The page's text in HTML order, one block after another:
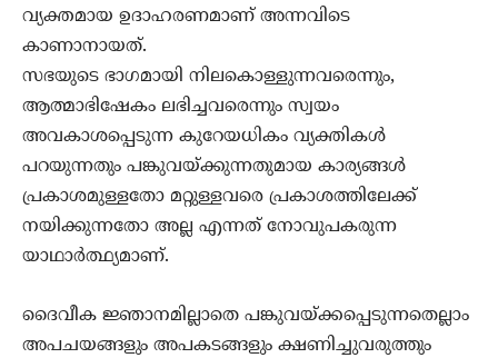
വ്യക്തമായ ഉദാഹരണമാണ്‌ അന്നവിടെ
കാണാനായത്‌.
സഭയുടെ ഭാഗമായി നിലകൊള്ളുന്നവരെന്നും,
ആത്മാഭിഷേകം ലഭിച്ചവരെന്നും സ്വയം
അവകാശപ്പെടുന്ന കുറേയധികം വ്യക്തികൾ
പറയുന്നതും പങ്കുവയ്ക്കുന്നതുമായ കാര്യങ്ങൾ
പ്രകാശമുള്ളതോ മറ്റുള്ളവരെ പ്രകാശത്തിലേക്ക്‌
നയിക്കുന്നതോ അല്ല എന്നത്‌ നോവുപകരുന്ന
യാഥാർത്ഥ്യമാണ്‌.
ദൈവീക ജ്ഞാനമില്ലാതെ പങ്കുവയ്ക്കപ്പെടുന്നതെല്ലാം
അപചയങ്ങളും അപകടങ്ങളും ക്ഷണിച്ചുവരുത്തും